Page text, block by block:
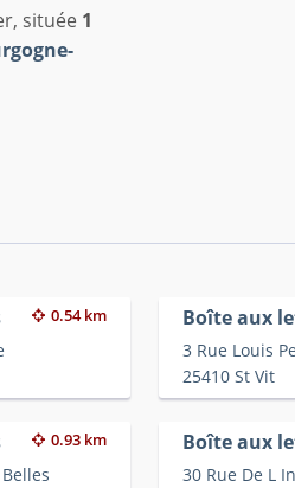
située 1
0.54 km Boîte aux
3 Rue Louis
25410 St Vit
0.93 km Boîte aux
30 Rue De L